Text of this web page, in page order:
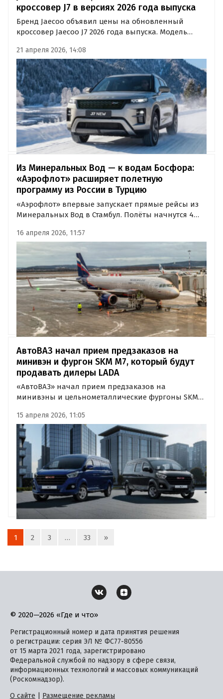
кроссовер J7 в версиях 2026 года выпуска
Бренд Jaecoo объявил цены на обновленный
кроссовер Jaecoo J7 2026 года выпуска. Модель
исполнения с 150-сильным мотором, сообщают
«Автоновости дня». В актуальной линейке
предусмотрены три комплектации.
21 апреля 2026, 14:08
Из Минеральных Вод — к водам Босфора:
«Аэрофлот» расширяет полетную
программу из России в Турцию
«Аэрофлот» впервые запускает прямые рейсы из
Минеральных Вод в Стамбул. Полёты начнутся 4
Airbus A320 с салонами «Эконом» и «Бизнес».
Продажа билетов уже открыта, сообщили в
компании.
16 апреля 2026, 11:57
АвтоВАЗ начал прием предзаказов на
минивэн и фургон SKM M7, который будут
продавать дилеры LADA
«АвтоВАЗ» начал прием предзаказов на
минивэны и цельнометаллические фургоны SKM
прайс-листа на две версии модели.
15 апреля 2026, 11:05
1 2 3 … 33 »
© 2020—2026 «Где и что»
Регистрационный номер и дата принятия решения
о регистрации: серия ЭЛ № ФС77-80556
от 15 марта 2021 года, зарегистрировано
Федеральной службой по надзору в сфере связи,
информационных технологий и массовых коммуникаций
(Роскомнадзор).
О сайте
Размещение рекламы